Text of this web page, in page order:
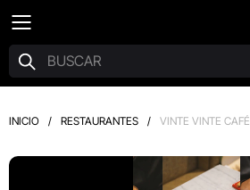
INICIO / RESTAURANTES / VINTE VINTE CAFÉ